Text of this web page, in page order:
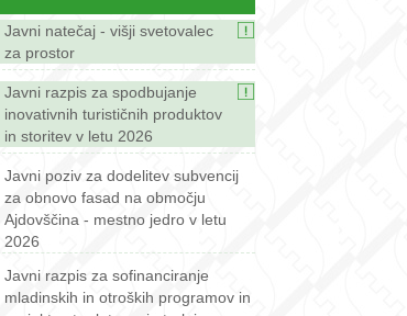
Javni natečaj - višji svetovalec
za prostor
Javni razpis za spodbujanje
inovativnih turističnih produktov
in storitev v letu 2026
Javni poziv za dodelitev subvencij
za obnovo fasad na območju
Ajdovščina - mestno jedro v letu
2026
Javni razpis za sofinanciranje
mladinskih in otroških programov in